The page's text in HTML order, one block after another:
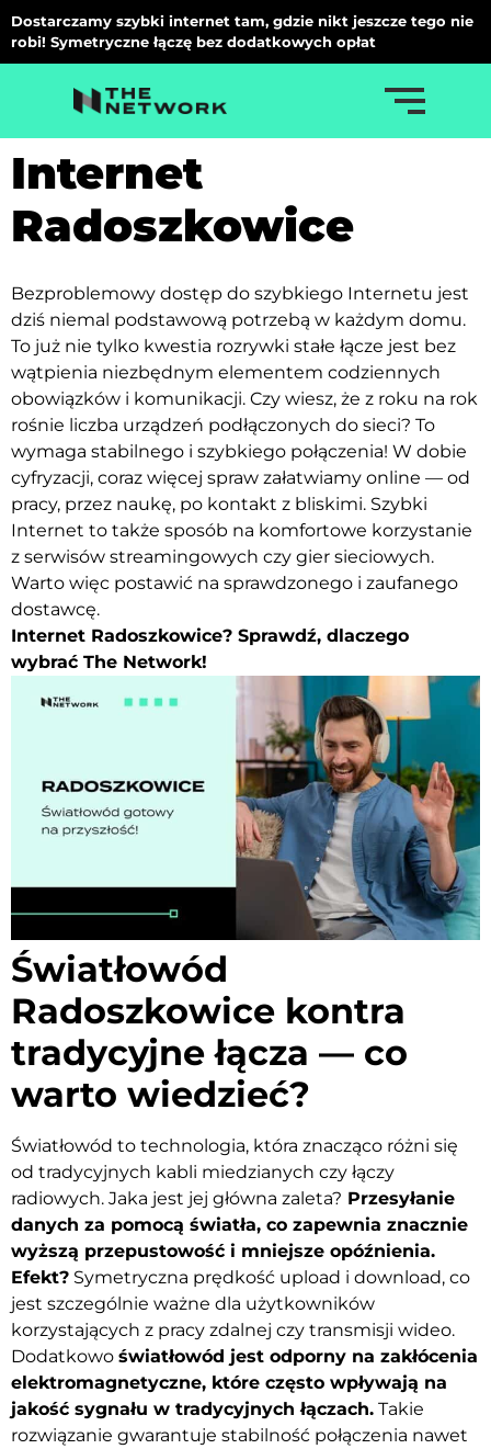
Dostarczamy szybki internet tam, gdzie nikt jeszcze tego nie
robi! Symetryczne łączę bez dodatkowych opłat
Internet
Radoszkowice
Bezproblemowy dostęp do szybkiego Internetu jest
dziś niemal podstawową potrzebą w każdym domu.
To już nie tylko kwestia rozrywki stałe łącze jest bez
wątpienia niezbędnym elementem codziennych
obowiązków i komunikacji. Czy wiesz, że z roku na rok
rośnie liczba urządzeń podłączonych do sieci? To
wymaga stabilnego i szybkiego połączenia! W dobie
cyfryzacji, coraz więcej spraw załatwiamy online — od
pracy, przez naukę, po kontakt z bliskimi. Szybki
Internet to także sposób na komfortowe korzystanie
z serwisów streamingowych czy gier sieciowych.
Warto więc postawić na sprawdzonego i zaufanego
dostawcę.
Internet Radoszkowice? Sprawdź, dlaczego
wybrać The Network!
Światłowód
Radoszkowice kontra
tradycyjne łącza — co
warto wiedzieć?
Światłowód to technologia, która znacząco różni się
od tradycyjnych kabli miedzianych czy łączy
radiowych. Jaka jest jej główna zaleta? Przesyłanie
danych za pomocą światła, co zapewnia znacznie
wyższą przepustowość i mniejsze opóźnienia.
Efekt? Symetryczna prędkość upload i download, co
jest szczególnie ważne dla użytkowników
korzystających z pracy zdalnej czy transmisji wideo.
Dodatkowo światłowód jest odporny na zakłócenia
elektromagnetyczne, które często wpływają na
jakość sygnału w tradycyjnych łączach. Takie
rozwiązanie gwarantuje stabilność połączenia nawet